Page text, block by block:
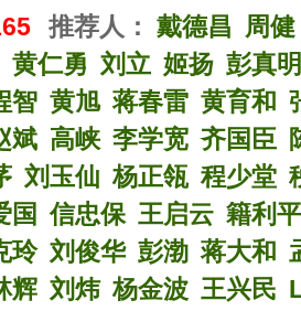
推荐人： 戴德昌 周健
黄仁勇 刘立 姬扬 彭真明
智 黄旭 蒋春雷 黄育和
斌 高峡 李学宽 齐国臣
刘玉仙 杨正瓴 程少堂
国 信忠保 王启云 籍利平
玲 刘俊华 彭渤 蒋大和
辉 刘炜 杨金波 王兴民